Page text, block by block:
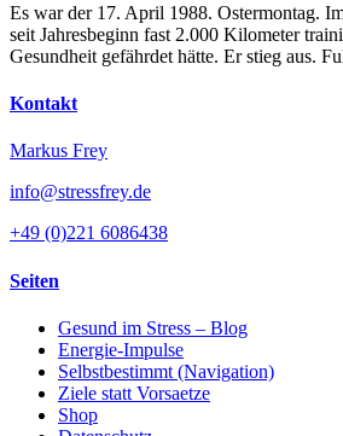
Es war der 17. April 1988. Ostermontag.
seit Jahresbeginn fast 2.000 Kilometer
Gesundheit gefährdet hätte. Er stieg aus.
Kontakt
Markus Frey
info@stressfrey.de
+49 (0)221 6086438
Seiten
Gesund im Stress – Blog
Energie-Impulse
Selbstbestimmt (Navigation)
Ziele statt Vorsaetze
Shop